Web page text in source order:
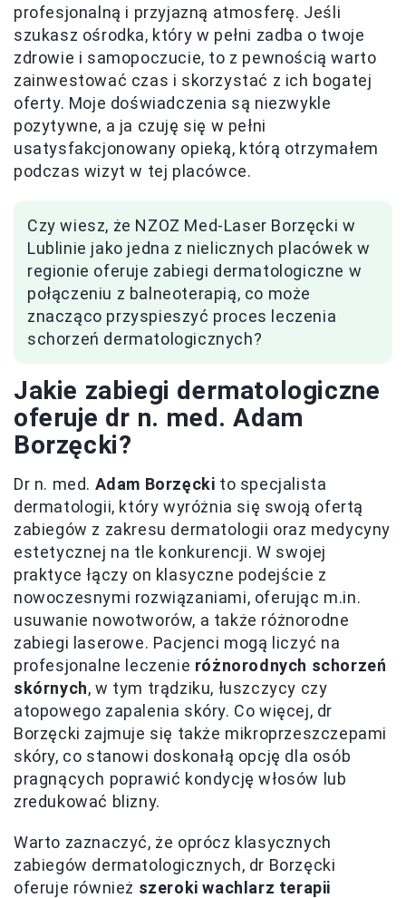
profesjonalną i przyjazną atmosferę. Jeśli
szukasz ośrodka, który w pełni zadba o twoje
zdrowie i samopoczucie, to z pewnością warto
zainwestować czas i skorzystać z ich bogatej
oferty. Moje doświadczenia są niezwykle
pozytywne, a ja czuję się w pełni
usatysfakcjonowany opieką, którą otrzymałem
podczas wizyt w tej placówce.
Czy wiesz, że NZOZ Med-Laser Borzęcki w
Lublinie jako jedna z nielicznych placówek w
regionie oferuje zabiegi dermatologiczne w
połączeniu z balneoterapią, co może
znacząco przyspieszyć proces leczenia
schorzeń dermatologicznych?
Jakie zabiegi dermatologiczne
oferuje dr n. med. Adam
Borzęcki?
Dr n. med. Adam Borzęcki to specjalista
dermatologii, który wyróżnia się swoją ofertą
zabiegów z zakresu dermatologii oraz medycyny
estetycznej na tle konkurencji. W swojej
praktyce łączy on klasyczne podejście z
nowoczesnymi rozwiązaniami, oferując m.in.
usuwanie nowotworów, a także różnorodne
zabiegi laserowe. Pacjenci mogą liczyć na
profesjonalne leczenie różnorodnych schorzeń
skórnych, w tym trądziku, łuszczycy czy
atopowego zapalenia skóry. Co więcej, dr
Borzęcki zajmuje się także mikroprzeszczepami
skóry, co stanowi doskonałą opcję dla osób
pragnących poprawić kondycję włosów lub
zredukować blizny.
Warto zaznaczyć, że oprócz klasycznych
zabiegów dermatologicznych, dr Borzęcki
oferuje również szeroki wachlarz terapii